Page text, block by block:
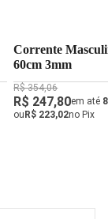
Corrente
60cm 3mm
R$ 354,06
R$ 247,80em até
ouR$ 223,02no Pix